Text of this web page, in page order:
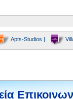
Apts-Studios |